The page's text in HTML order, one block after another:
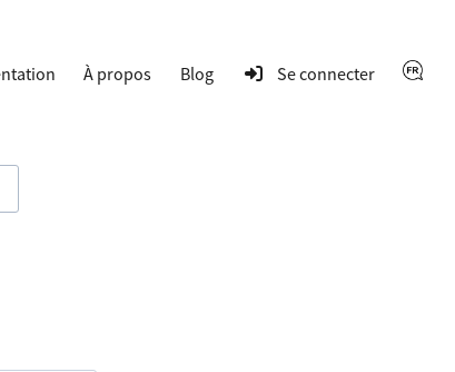
À propos Blog Se connecter